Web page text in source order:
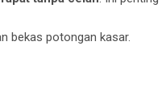
bekas potongan kasar.